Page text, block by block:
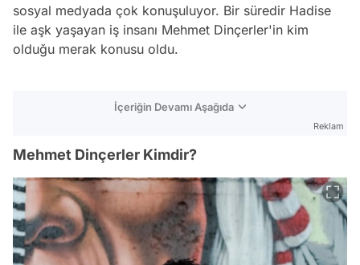
sosyal medyada çok konuşuluyor. Bir süredir Hadise
ile aşk yaşayan iş insanı Mehmet Dinçerler'in kim
olduğu merak konusu oldu.
İçeriğin Devamı Aşağıda
Reklam
Mehmet Dinçerler Kimdir?